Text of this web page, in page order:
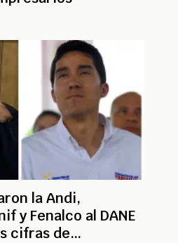
la Andi,
y Fenalco al DANE
cifras de